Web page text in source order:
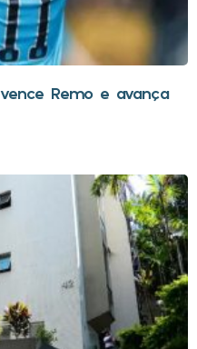
Remo e avança